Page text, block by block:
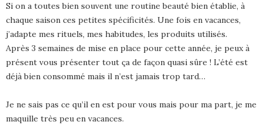
Si on a toutes bien souvent une routine beauté bien établie, à
chaque saison ces petites spécificités. Une fois en vacances,
j’adapte mes rituels, mes habitudes, les produits utilisés.
Après 3 semaines de mise en place pour cette année, je peux à
présent vous présenter tout ça de façon quasi sûre ! L’été est
déjà bien consommé mais il n’est jamais trop tard…
Je ne sais pas ce qu’il en est pour vous mais pour ma part, je me
maquille très peu en vacances.